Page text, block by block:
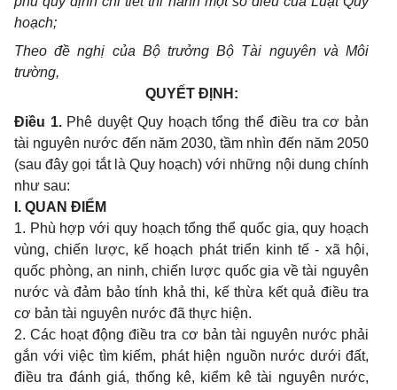
hoạch;
Theo đề nghị của Bộ trưởng Bộ Tài nguyên và Môi
trường,
QUYẾT ĐỊNH:
Điều 1.Phê duyệt Quy hoạch tổng thể điều tra cơ bản
tài nguyên nước đến năm 2030, tầm nhìn đến năm 2050
(sau đây gọi tắt là Quy hoạch) với những nội dung chính
như sau:
I. QUAN ĐIỂM
1. Phù hợp với quy hoạch tổng thể quốc gia, quy hoạch
vùng, chiến lược, kế hoạch phát triển kinh tế - xã hội,
quốc phòng, an ninh, chiến lược quốc gia về tài nguyên
nước và đảm bảo tính khả thi, kế thừa kết quả điều tra
cơ bản tài nguyên nước đã thực hiện.
2. Các hoạt động điều tra cơ bản tài nguyên nước phải
gắn với việc tìm kiếm, phát hiện nguồn nước dưới đất,
điều tra đánh giá, thống kê, kiểm kê tài nguyên nước,